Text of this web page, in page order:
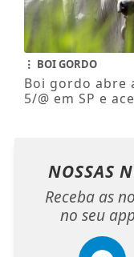
BOI GORDO
Boi gordo abre
5/@ em SP e
NOSSAS
Receba as
no seu